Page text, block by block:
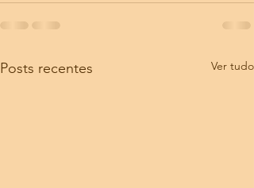
Posts recentes Ver tudo